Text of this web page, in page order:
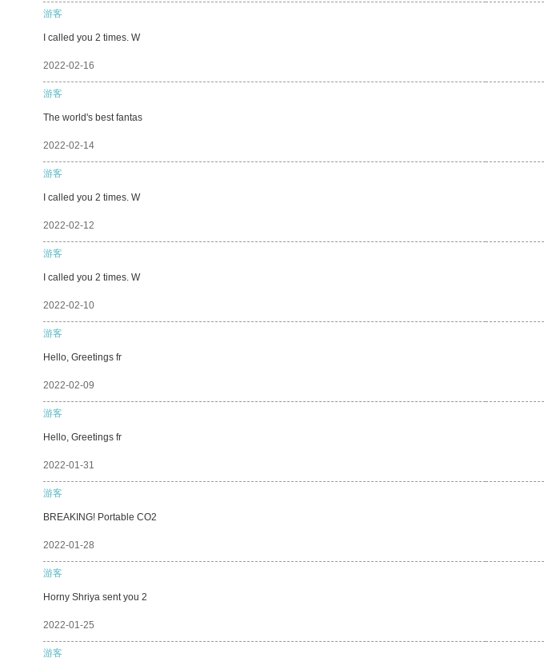
游客
I called you 2 times. W
2022-02-16
游客
The world's best fantas
2022-02-14
游客
I called you 2 times. W
2022-02-12
游客
I called you 2 times. W
2022-02-10
游客
Hello, Greetings fr
2022-02-09
游客
Hello, Greetings fr
2022-01-31
游客
BREAKING! Portable CO2
2022-01-28
游客
Horny Shriya sent you 2
2022-01-25
游客